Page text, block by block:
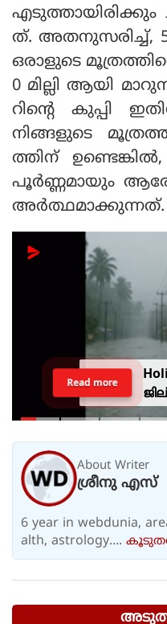
എടുത്തായിരിക്കും
ത്. അതനുസരിച്ച്,
ഒരാളുടെ
0 മില്ലി ആയി
റിന്റെ കുപ്പി
നിങ്ങളുടെ
ത്തിന്
പൂര്‍ണ്ണമായും
അര്‍ത്ഥമാക്കുന്നത്.
Read more
About Writer
ശ്രീനു എസ്
6 year in webdunia,
alth, astrology....